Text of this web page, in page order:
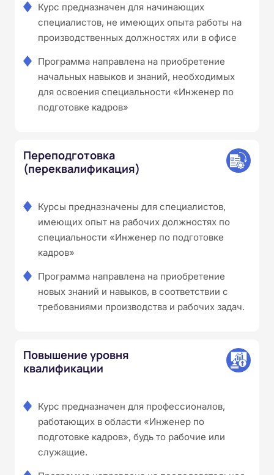
Курс предназначен для начинающих
специалистов, не имеющих опыта работы на
производственных должностях или в офисе
Программа направлена на приобретение
начальных навыков и знаний, необходимых
для освоения специальности «Инженер по
подготовке кадров»
Переподготовка
(переквалификация)
Курсы предназначены для специалистов,
имеющих опыт на рабочих должностях по
специальности «Инженер по подготовке
кадров»
Программа направлена на приобретение
новых знаний и навыков, в соответствии с
требованиями производства и рабочих задач.
Повышение уровня
квалификации
Курс предназначен для профессионалов,
работающих в области «Инженер по
подготовке кадров», будь то рабочие или
служащие.